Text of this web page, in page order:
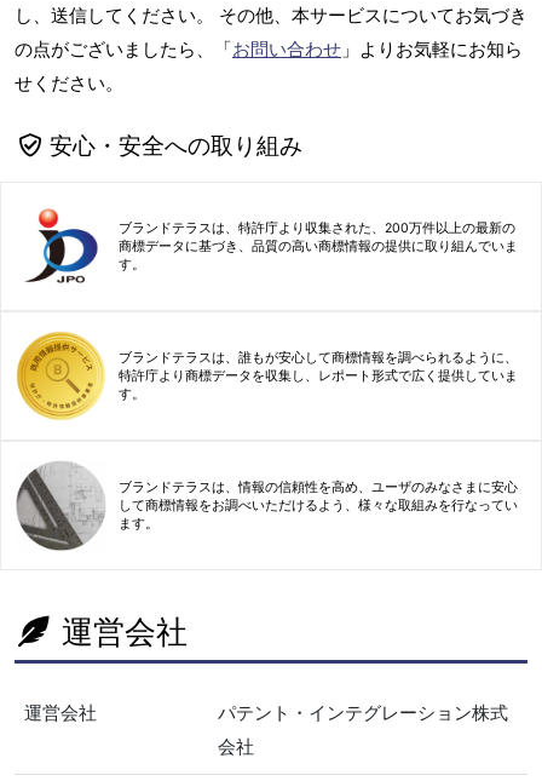
し、送信してください。 その他、本サービスについてお気づき
の点がございましたら、「お問い合わせ 」よりお気軽にお知ら
せください。
安心・安全への取り組み
ブランドテラスは、特許庁より収集された、200万件以上の最新の
商標データに基づき、品質の高い商標情報の提供に取り組んでいま
す。
ブランドテラスは、誰もが安心して商標情報を調べられるように、
特許庁より商標データを収集し、レポート形式で広く提供していま
す。
ブランドテラスは、情報の信頼性を高め、ユーザのみなさまに安心
して商標情報をお調べいただけるよう、様々な取組みを行なってい
ます。
運営会社
運営会社
パテント・インテグレーション株式
会社